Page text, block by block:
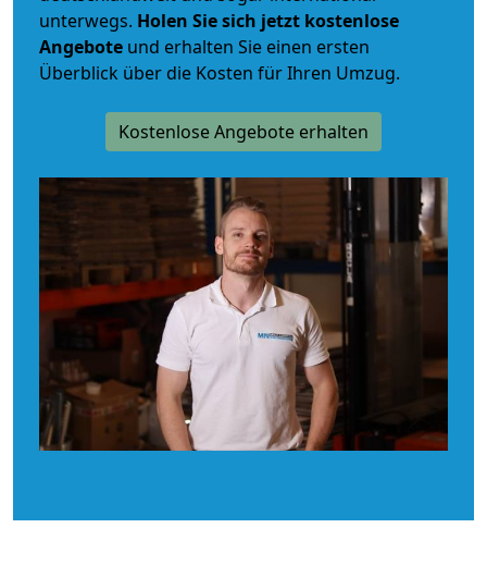
unterwegs. Holen Sie sich jetzt kostenlose
Angebote und erhalten Sie einen ersten
Überblick über die Kosten für Ihren Umzug.
Kostenlose Angebote erhalten